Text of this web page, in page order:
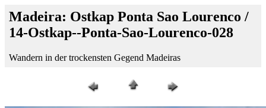
Madeira: Ostkap Ponta Sao Lourenco /
14-Ostkap--Ponta-Sao-Lourenco-028
Wandern in der trockensten Gegend Madeiras